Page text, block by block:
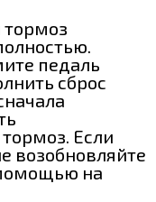
тормоз
педаль
сброс
Если
возобновляйте
на